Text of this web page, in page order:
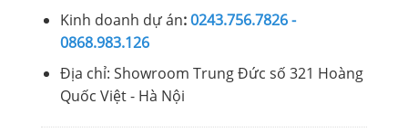
Kinh doanh dự án:0243.756.7826 -
0868.983.126
Địa chỉ: Showroom Trung Đức số 321 Hoàng
Quốc Việt - Hà Nội